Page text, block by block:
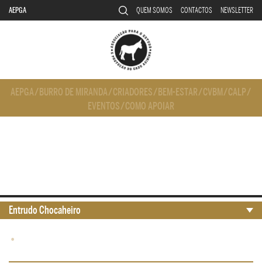
AEPGA QUEM SOMOS CONTACTOS NEWSLETTER
AEPGA/ BURRO DE MIRANDA/CRIADORES/ BEM-ESTAR/CVBM/CALP/
EVENTOS/COMO APOIAR
•
Entrudo Chocaheiro